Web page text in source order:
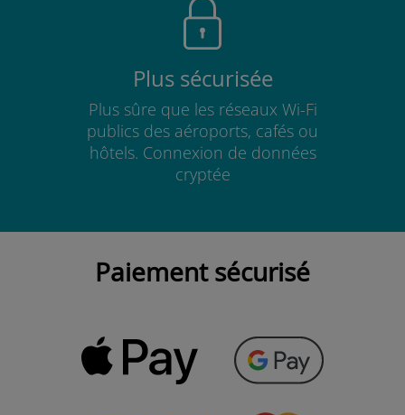
Plus sécurisée
Plus sûre que les réseaux Wi-Fi
publics des aéroports, cafés ou
hôtels. Connexion de données
cryptée
Paiement sécurisé